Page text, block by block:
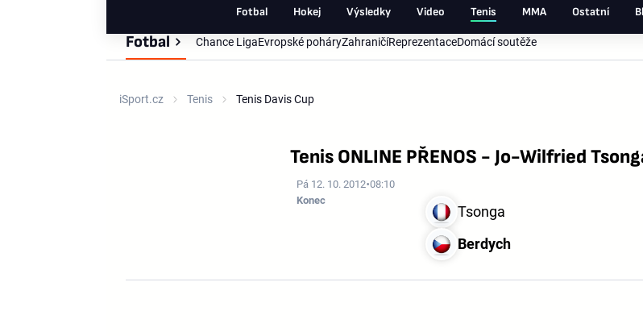
Fotbal Hokej Výsledky Video Tenis MMA Ostatní
Fotbal Chance LigaEvropské poháryZahraničíReprezentaceDomácí soutěže
iSport.cz Tenis Tenis Davis Cup
Tenis ONLINE PŘENOS - Jo-Wilfried
Pá 12. 10. 2012 08:10
Konec
Tsonga
Berdych